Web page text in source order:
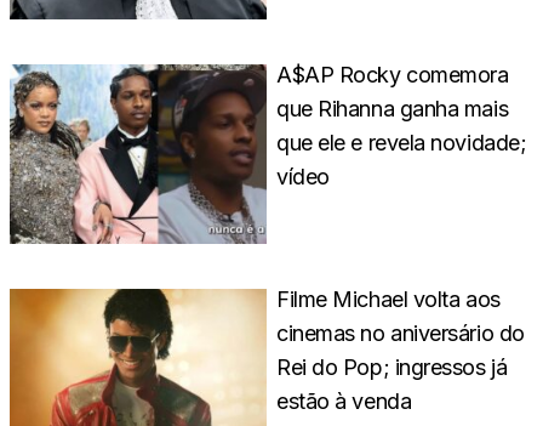
A$AP Rocky comemora
que Rihanna ganha mais
que ele e revela novidade;
vídeo
Filme Michael volta aos
cinemas no aniversário do
Rei do Pop; ingressos já
estão à venda